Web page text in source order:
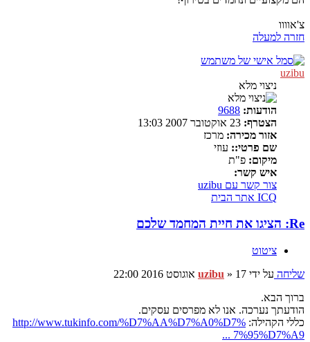
צ'אוווו
חזרה למעלה
uzibu
ניצוי מלא
הודעות: 9688
הצטרף:
אזור מכירה: מרכז
שם פרטי:: עוזי
מיקום: פ"ת
איש קשר:
צור קשר עם uzibu
ICQ אתר הבית
Re: הציגו את חיית המחמד שלכם
ציטוט
שליחה על ידי uzibu » 17 אוגוסט 2016 22:00
ברוך הבא.
הודעתך נערכה. אנו לא מפרסים עסקים.
כללי הקהילה: http://www.tukinfo.com/%D7%AA%D7%A0%D7%
... 7%95%D7%A9